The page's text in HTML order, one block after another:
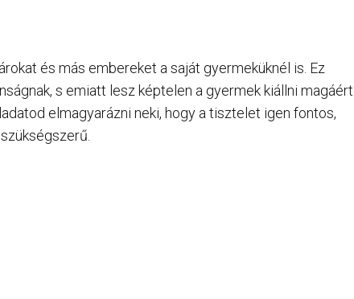
és más embereket a saját gyermeküknél is. Ez
s emiatt lesz képtelen a gyermek kiállni magáért
elmagyarázni neki, hogy a tisztelet igen fontos,